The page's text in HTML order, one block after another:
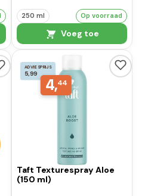
250 ml Op voorraad
Voeg toe
ADVIESPRIJS
5,99
4,44
Taft Texturespray Aloe
(150 ml)